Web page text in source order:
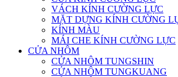
VÁCH KÍNH CƯỜNG LỰC
MẶT DỰNG KÍNH CƯỜNG
KÍNH MÀU
MÁI CHE KÍNH CƯỜNG LỰC
CỬA NHÔM
CỬA NHÔM TUNGSHIN
CỬA NHÔM TUNGKUANG